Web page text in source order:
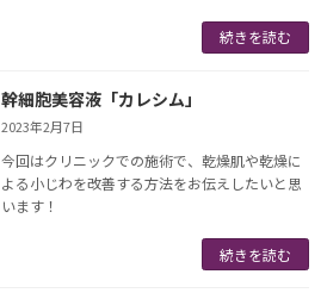
続きを読む
幹細胞美容液「カレシム」
2023年2月7日
今回はクリニックでの施術で、乾燥肌や乾燥に
よる小じわを改善する方法をお伝えしたいと思
います！
続きを読む